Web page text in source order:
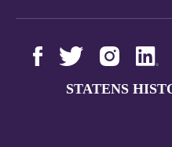
STATENS